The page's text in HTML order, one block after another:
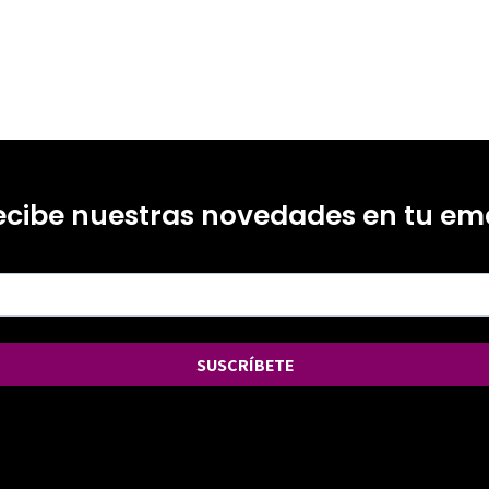
nuestras novedades en tu
SUSCRÍBETE